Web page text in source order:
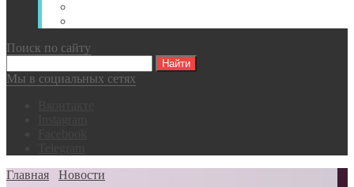
Поиск по сайту
Мы в социальных сетях
Главная
Новости